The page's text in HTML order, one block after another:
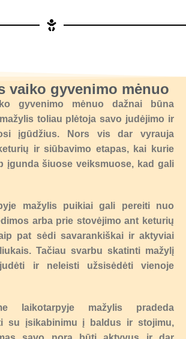
vaiko gyvenimo mėnuo
gyvenimo mėnuo dažnai būna
toliau plėtoja savo judėjimo ir
įgūdžius. Nors vis dar vyrauja
ir siūbavimo etapas, kai kurie
įgunda šiuose veiksmuose, kad gali
mažylis puikiai gali pereiti nuo
arba prie stovėjimo ant keturių
pat sėdi savarankiškai ir aktyviai
Tačiau svarbu skatinti mažylį
ir neleisti užsisėdėti vienoje
laikotarpyje mažylis pradeda
su įsikabinimu į baldus ir stojimu,